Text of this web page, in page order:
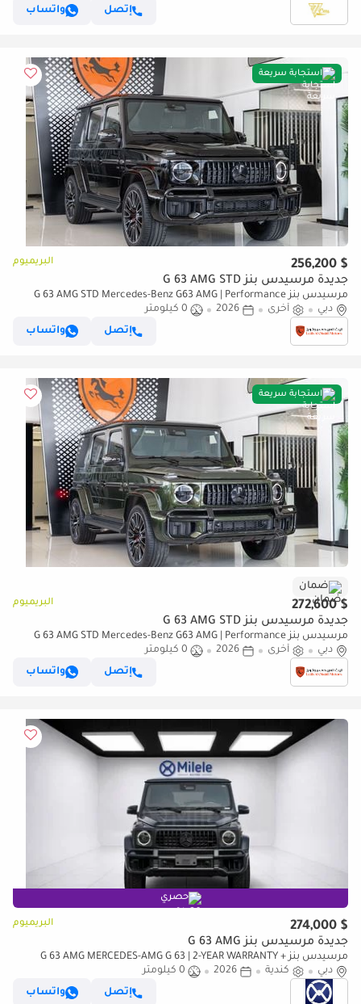
إتصل واتساب
استجابة سريعة
$ 256,200 البريميوم
جديدة مرسيدس بنز G 63 AMG STD
مرسيدس بنز G 63 AMG STD Mercedes-Benz G63 AMG | Performance
Package | Fully Loaded | 2026
دبي أخرى 2026
0 كيلومتر
إتصل
واتساب
استجابة سريعة
ضمان
$ 272,600 البريميوم
جديدة مرسيدس بنز G 63 AMG STD
مرسيدس بنز G 63 AMG STD Mercedes-Benz G63 AMG | Performance
Package | Gargash Auto Warranty | Fully Loaded | 2026
دبي أخرى 2026
0 كيلومتر
إتصل
واتساب
حصري
$ 274,000 البريميوم
جديدة مرسيدس بنز G 63 AMG
مرسيدس بنز G 63 AMG MERCEDES-AMG G 63 | 2-YEAR WARRANTY +
SERVICE AVAILABLE | IN-HOUSE FINANCING | 0% DOWNPAYMENT
(BANK)
دبي كندية 2026
0 كيلومتر
إتصل
واتساب